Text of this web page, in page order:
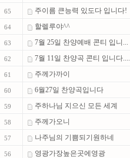
65 주이름 큰능력 있도다 입니다!
64 할렐루야^^
63 7월 25일 찬양예배 콘티 입니...
62 7월 11일 찬양곡 콘티 입니다....
61 주께가까이
60 6월27일 찬양곡입니다
59 주하나님 지으신 모든 세계
58 주께가오니
57 나주님의 기쁨되기원하네
56 영광가장높은곳에영광